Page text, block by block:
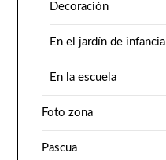
Decoración
En el jardín de infancia
En la escuela
Foto zona
Pascua